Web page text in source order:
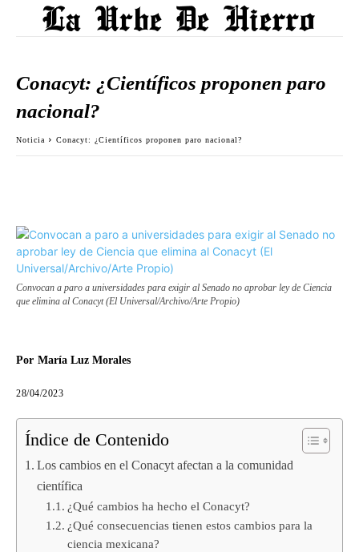
Conacyt: ¿Científicos proponen paro
nacional?
Noticia Conacyt: ¿Científicos proponen paro nacional?
Convocan a paro a universidades para exigir al Senado no aprobar ley de Ciencia
que elimina al Conacyt (El Universal/Archivo/Arte Propio)
Por María Luz Morales
28/04/2023
Índice de Contenido
Los cambios en el Conacyt afectan a la comunidad
científica
¿Qué cambios ha hecho el Conacyt?
¿Qué consecuencias tienen estos cambios para la
ciencia mexicana?